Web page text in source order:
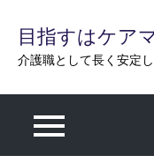
content
目指すはケア
介護職として長く安定